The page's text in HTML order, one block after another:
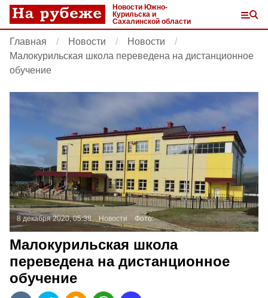
Новости Южно-
Курильска и
Сахалинской области
Главная Новости
Новости
Малокурильская школа переведена на дистанционное
обучение
8 декабря 2020, 05:38 Новости Фото:
Малокурильская школа
переведена на дистанционное
обучение